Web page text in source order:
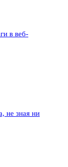
в веб-
не зная ни